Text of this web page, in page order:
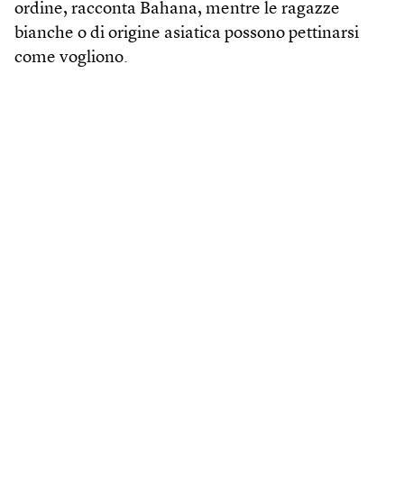
ordine, racconta Bahana, mentre le ragazze
bianche o di origine asiatica possono pettinarsi
come vogliono.